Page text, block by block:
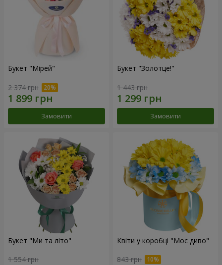
Букет "Мірей"
2 374 грн
Замовити
Букет "Золотце!"
1 443 грн
Замовити
Букет "Ми та літо"
1 554 грн
Квіти у коробці "Моє диво"
843 грн